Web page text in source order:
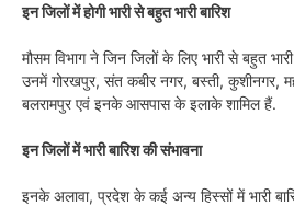
इन जिलों में होगी भारी से बहुत भारी बारिश
मौसम विभाग ने जिन जिलों के लिए भारी से बहुत
उनमें गोरखपुर, संत कबीर नगर, बस्ती, कुशीनगर,
बलरामपुर एवं इनके आसपास के इलाके शामिल हैं.
इन जिलों में भारी बारिश की संभावना
इनके अलावा, प्रदेश के कई अन्य हिस्सों में भारी